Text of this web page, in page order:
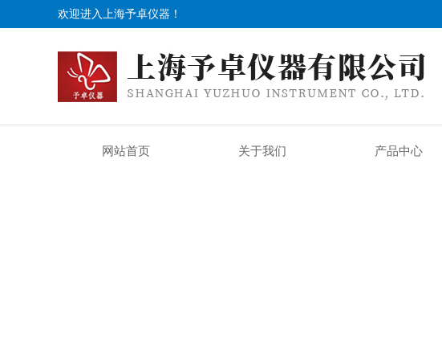
欢迎进入上海予卓仪器！
网站首页 关于我们 产品中心